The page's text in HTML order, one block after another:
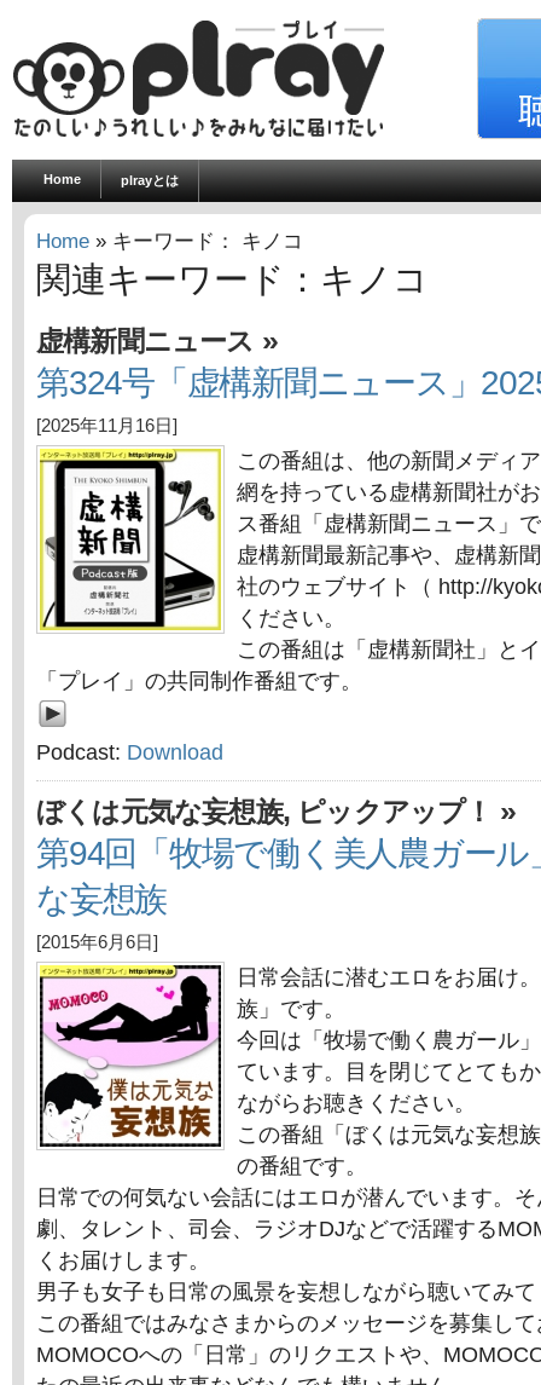
Home plrayとは
Home » キーワード： キノコ
関連キーワード：キノコ
虚構新聞ニュース »
第324号「虚構新聞ニュース」
[2025年11月16日]
この番組は、他の新聞メディ
網を持っている虚構新聞社が
ス番組「虚構新聞ニュース」
虚構新聞最新記事や、虚構新
社のウェブサイト（ http://
ください。
この番組は「虚構新聞社」と
「プレイ」の共同制作番組です。
Podcast: Download
ぼくは元気な妄想族, ピックアップ！ »
第94回「牧場で働く美人農ガー
な妄想族
[2015年6月6日]
日常会話に潜むエロをお届け
族」です。
今回は「牧場で働く農ガール
ています。目を閉じてとても
ながらお聴きください。
この番組「ぼくは元気な妄想
の番組です。
日常での何気ない会話にはエロが潜んでいます。
劇、タレント、司会、ラジオDJなどで活躍する
くお届けします。
男子も女子も日常の風景を妄想しながら聴いてみ
この番組ではみなさまからのメッセージを募集し
MOMOCOへの「日常」のリクエストや、